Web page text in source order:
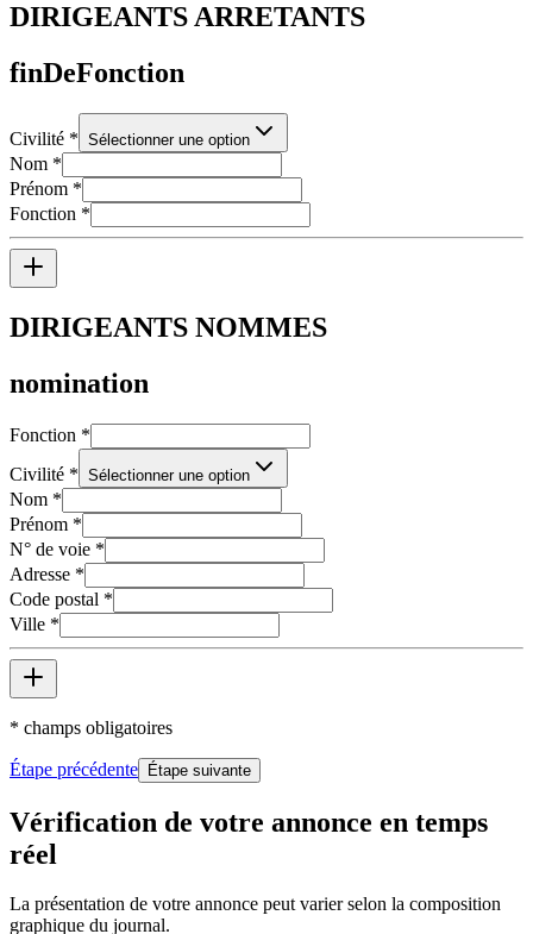
DIRIGEANTS ARRETANTS
finDeFonction
Civilité * Sélectionner une option
Nom *
Prénom *
Fonction *
DIRIGEANTS NOMMES
nomination
Fonction *
Civilité * Sélectionner une option
Nom *
Prénom *
N° de voie *
Adresse *
Code postal *
Ville *
* champs obligatoires
Étape précédente Étape suivante
Vérification de votre annonce en temps
réel
La présentation de votre annonce peut varier selon la composition
graphique du journal.